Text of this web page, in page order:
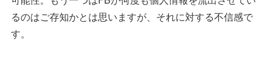
るのはご存知かとは思いますが、それに対する不信感で
す。